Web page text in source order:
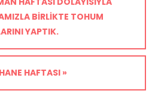
BIRLIKTE TOHUM
YAPTIK.
HAFTASI »